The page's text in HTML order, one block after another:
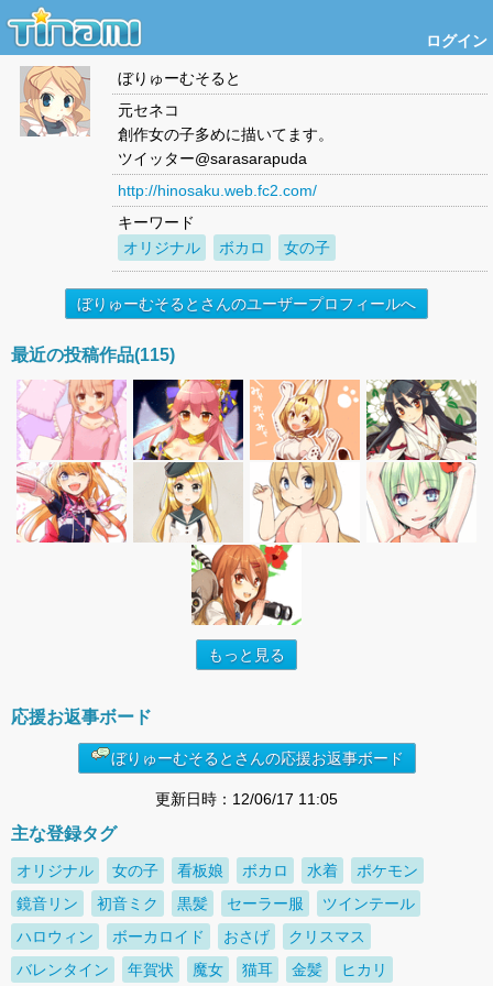
ログイン
ぼりゅーむそると
元セネコ
創作女の子多めに描いてます。
ツイッター@sarasarapuda
http://hinosaku.web.fc2.com/
キーワード
オリジナル
ボカロ 女の子
ぼりゅーむそるとさんのユーザープロフィールへ
最近の投稿作品(115)
もっと見る
応援お返事ボード
ぼりゅーむそるとさんの応援お返事ボード
更新日時：12/06/17 11:05
主な登録タグ
オリジナル 女の子 看板娘 ボカロ 水着
ポケモン
鏡音リン
初音ミク 黒髪 セーラー服
ツインテール
ハロウィン
ボーカロイド おさげ
クリスマス
バレンタイン
年賀状 魔女 猫耳 金髪 ヒカリ